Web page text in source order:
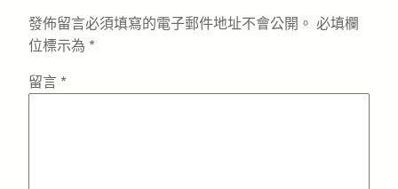
發佈留言必須填寫的電子郵件地址不會公開。 必填欄
位標示為 *
留言 *